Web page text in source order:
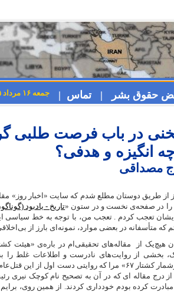
نقض حقوق بشر | تماس | جمعه ۱۶ مرداد ۱۴۰۵ / Friday 7th August 2026
در باب فرصت طلبی
چه انگیزه و هدفی؟
مصداقی
از طریق دوستان مطلع شدم که سایت «اخبار روز»
را در صفحه‌ی نخست و در ستون «تاریخ - یادبود
تعجب کردم . تعجب من، با توجه به خط سیاسی
که متأسفانه در بعضی موارد، نمونه‌ای بارز از
هیچ‌یک از
بخشی از روایت‌های نادرست و اطلاعات غلط را
«روزشمار کشتار ۶۷» مرا که روایتی دست اول
مبادرت کرده بودم خودداری کردند. از همین روی،